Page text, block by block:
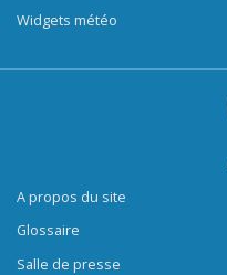
Widgets météo
A propos du site
Glossaire
Salle de presse